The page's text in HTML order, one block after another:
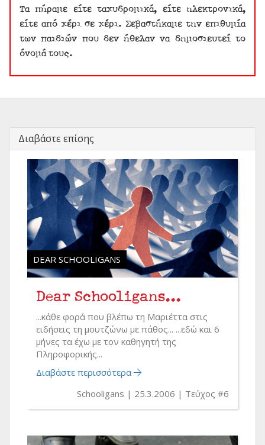
Τα πήραμε είτε ταχυδρομικά, είτε ηλεκτρονικά,
είτε από χέρι σε χέρι. Σεβαστήκαμε την επιθυμία
των παιδιών που δεν ήθελαν να δημοσιευτεί το
όνομά τους.
Διαβάστε επίσης
DEAR SCHOOLIGANS
Dear Schooligans...
...κάθε φορά που βλέπω τη Μαριέττα στις
ειδήσεις τη μουτζώνω με πάθος... ...εδώ και 6
μήνες τα έχω με τον καθηγητή της
Πληροφορικής...
Διαβάστε περισσότερα
Schooligans
25.3.2006 Τεύχος #6